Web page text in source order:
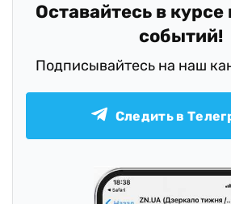
Оставайтесь в
событий!
Подписывайтесь на наш
Следить в